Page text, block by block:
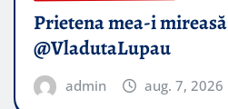
Prietena mea-i mireasă​
@VladutaLupau
admin aug. 7, 2026